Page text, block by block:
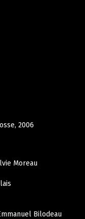
2006
Moreau
Bilodeau